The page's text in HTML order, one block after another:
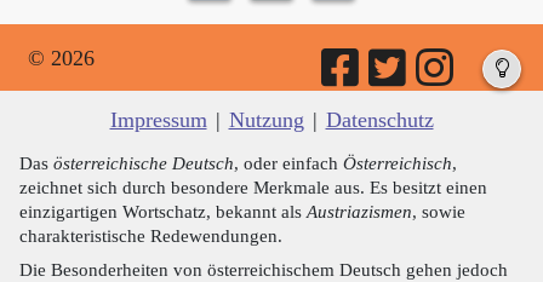
© 2026
Impressum | Nutzung | Datenschutz
Das österreichische Deutsch, oder einfach Österreichisch,
zeichnet sich durch besondere Merkmale aus. Es besitzt einen
einzigartigen Wortschatz, bekannt als Austriazismen, sowie
charakteristische Redewendungen.
Die Besonderheiten von österreichischem Deutsch gehen jedoch